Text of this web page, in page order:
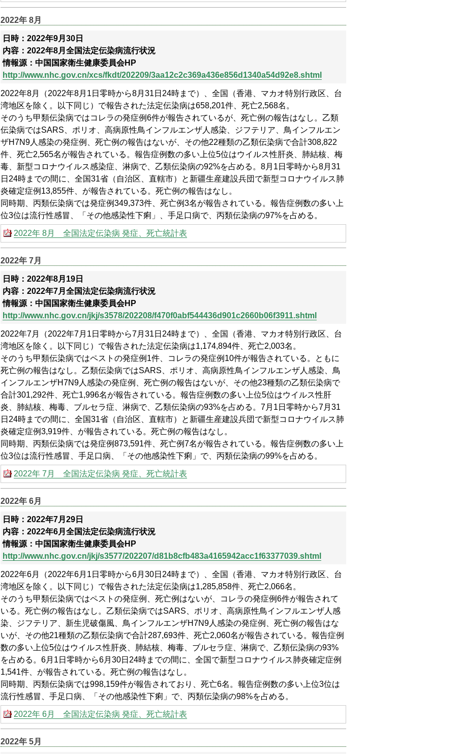
2022年 8月
日時：2022年9月30日
内容：2022年8月全国法定伝染病流行状況
情報源：中国国家衛生健康委員会HP
http://www.nhc.gov.cn/xcs/fkdt/202209/3aa12c2c369a436e856d1340a54d92e8.shtml
2022年8月（2022年8月1日零時から8月31日24時まで）、全国（香港、マカオ特別行政区、台
湾地区を除く。以下同じ）で報告された法定伝染病は658,201件、死亡2,568名。
そのうち甲類伝染病ではコレラの発症例6件が報告されているが、死亡例の報告はなし。乙類
伝染病ではSARS、ポリオ、高病原性鳥インフルエンザ人感染、ジフテリア、鳥インフルエン
ザH7N9人感染の発症例、死亡例の報告はないが、その他22種類の乙類伝染病で合計308,822
件、死亡2,565名が報告されている。報告症例数の多い上位5位はウイルス性肝炎、肺結核、梅
毒、新型コロナウイルス感染症、淋病で、乙類伝染病の92%を占める。8月1日零時から8月31
日24時までの間に、全国31省（自治区、直轄市）と新疆生産建設兵団で新型コロナウイルス肺
炎確定症例13,855件、が報告されている。死亡例の報告はなし。
同時期、丙類伝染病では発症例349,373件、死亡例3名が報告されている。報告症例数の多い上
位3位は流行性感冒、「その他感染性下痢」、手足口病で、丙類伝染病の97%を占める。
2022年 8月 全国法定伝染病 発症、死亡統計表
2022年 7月
日時：2022年8月19日
内容：2022年7月全国法定伝染病流行状況
情報源：中国国家衛生健康委員会HP
http://www.nhc.gov.cn/jkj/s3578/202208/f470f0abf544436d901c2660b06f3911.shtml
2022年7月（2022年7月1日零時から7月31日24時まで）、全国（香港、マカオ特別行政区、台
湾地区を除く。以下同じ）で報告された法定伝染病は1,174,894件、死亡2,003名。
そのうち甲類伝染病ではペストの発症例1件、コレラの発症例10件が報告されている。ともに
死亡例の報告はなし。乙類伝染病ではSARS、ポリオ、高病原性鳥インフルエンザ人感染、鳥
インフルエンザH7N9人感染の発症例、死亡例の報告はないが、その他23種類の乙類伝染病で
合計301,292件、死亡1,996名が報告されている。報告症例数の多い上位5位はウイルス性肝
炎、肺結核、梅毒、ブルセラ症、淋病で、乙類伝染病の93%を占める。7月1日零時から7月31
日24時までの間に、全国31省（自治区、直轄市）と新疆生産建設兵団で新型コロナウイルス肺
炎確定症例3,919件、が報告されている。死亡例の報告はなし。
同時期、丙類伝染病では発症例873,591件、死亡例7名が報告されている。報告症例数の多い上
位3位は流行性感冒、手足口病、「その他感染性下痢」で、丙類伝染病の99%を占める。
2022年 7月 全国法定伝染病 発症、死亡統計表
2022年 6月
日時：2022年7月29日
内容：2022年6月全国法定伝染病流行状況
情報源：中国国家衛生健康委員会HP
http://www.nhc.gov.cn/jkj/s3577/202207/d81b8cfb483a4165942acc1f63377039.shtml
2022年6月（2022年6月1日零時から6月30日24時まで）、全国（香港、マカオ特別行政区、台
湾地区を除く。以下同じ）で報告された法定伝染病は1,285,858件、死亡2,066名。
そのうち甲類伝染病ではペストの発症例、死亡例はないが、コレラの発症例6件が報告されて
いる。死亡例の報告はなし。乙類伝染病ではSARS、ポリオ、高病原性鳥インフルエンザ人感
染、ジフテリア、新生児破傷風、鳥インフルエンザH7N9人感染の発症例、死亡例の報告はな
いが、その他21種類の乙類伝染病で合計287,693件、死亡2,060名が報告されている。報告症例
数の多い上位5位はウイルス性肝炎、肺結核、梅毒、ブルセラ症、淋病で、乙類伝染病の93%
を占める。6月1日零時から6月30日24時までの間に、全国で新型コロナウイルス肺炎確定症例
1,541件、が報告されている。死亡例の報告はなし。
同時期、丙類伝染病では998,159件が報告されており、死亡6名。報告症例数の多い上位3位は
流行性感冒、手足口病、「その他感染性下痢」で、丙類伝染病の98%を占める。
2022年 6月 全国法定伝染病 発症、死亡統計表
2022年 5月